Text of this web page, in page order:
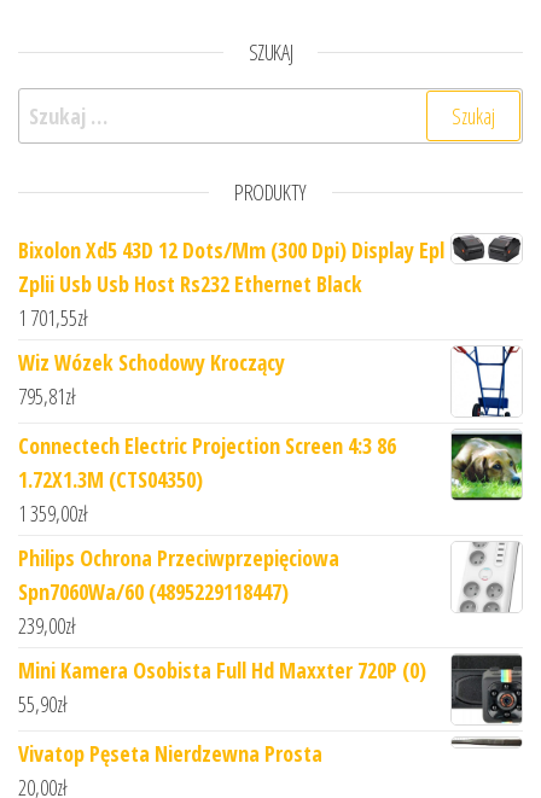
SZUKAJ
Szukaj:
PRODUKTY
Bixolon Xd5 43D 12 Dots/Mm (300 Dpi) Display Epl
Zplii Usb Usb Host Rs232 Ethernet Black
1 701,55zł
Wiz Wózek Schodowy Kroczący
795,81zł
Connectech Electric Projection Screen 4:3 86
1.72X1.3M (CTS04350)
1 359,00zł
Philips Ochrona Przeciwprzepięciowa
Spn7060Wa/60 (4895229118447)
239,00zł
Mini Kamera Osobista Full Hd Maxxter 720P (0)
55,90zł
Vivatop Pęseta Nierdzewna Prosta
20,00zł